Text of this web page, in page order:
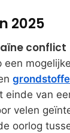
2025
conflict
een
einde van
velen
oorlog